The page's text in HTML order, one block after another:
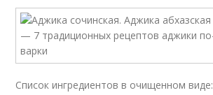
Список ингредиентов в очищенном виде: